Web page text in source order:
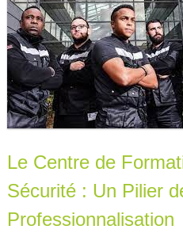
Le Centre de
Sécurité : Un Pilier
Professionnalisation